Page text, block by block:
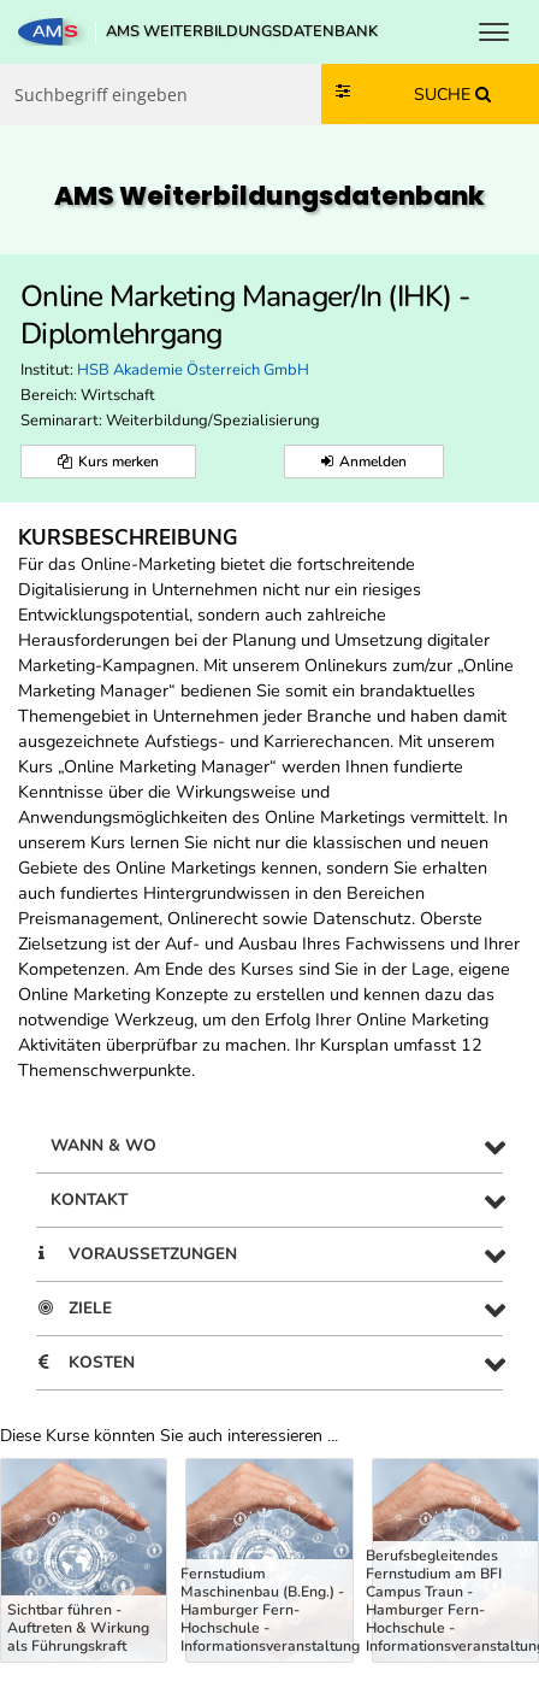
Zum Inhalt springen
Zum Navmenü springen
Zur Suche springen
Zur Footer springen
AMS WEITERBILDUNGSDATENBANK
SUCHE
AMS Weiterbildungs­datenbank
Online Marketing Manager/In (IHK) -
Diplomlehrgang
Institut: HSB Akademie Österreich GmbH
Bereich: Wirtschaft
Seminarart: Weiterbildung/Spezialisierung
Kurs merken Anmelden
KURSBESCHREIBUNG
Für das Online-Marketing bietet die fortschreitende
Digitalisierung in Unternehmen nicht nur ein riesiges
Entwicklungspotential, sondern auch zahlreiche
Herausforderungen bei der Planung und Umsetzung digitaler
Marketing-Kampagnen. Mit unserem Onlinekurs zum/zur „Online
Marketing Manager“ bedienen Sie somit ein brandaktuelles
Themengebiet in Unternehmen jeder Branche und haben damit
ausgezeichnete Aufstiegs- und Karrierechancen. Mit unserem
Kurs „Online Marketing Manager“ werden Ihnen fundierte
Kenntnisse über die Wirkungsweise und
Anwendungsmöglichkeiten des Online Marketings vermittelt. In
unserem Kurs lernen Sie nicht nur die klassischen und neuen
Gebiete des Online Marketings kennen, sondern Sie erhalten
auch fundiertes Hintergrundwissen in den Bereichen
Preismanagement, Onlinerecht sowie Datenschutz. Oberste
Zielsetzung ist der Auf- und Ausbau Ihres Fachwissens und Ihrer
Kompetenzen. Am Ende des Kurses sind Sie in der Lage, eigene
Online Marketing Konzepte zu erstellen und kennen dazu das
notwendige Werkzeug, um den Erfolg Ihrer Online Marketing
Aktivitäten überprüfbar zu machen. Ihr Kursplan umfasst 12
Themenschwerpunkte.
WANN & WO
KONTAKT
VORAUSSETZUNGEN
ZIELE
KOSTEN
Diese Kurse könnten Sie auch interessieren ...
Uber Weiterbildungsvorschläge
Sichtbar führen -
Auftreten & Wirkung
als Führungskraft
Fernstudium
Maschinenbau (B.Eng.) -
Hamburger Fern-
Hochschule -
Informationsveranstaltung
Berufsbegleitendes
Fernstudium am BFI
Campus Traun -
Hamburger Fern-
Hochschule -